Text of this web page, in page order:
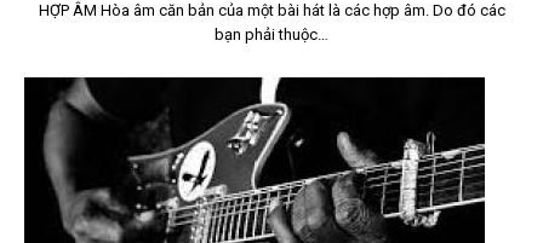
HỢP ÂM Hòa âm căn bản của một bài hát là các hợp âm. Do đó các
bạn phải thuộc…